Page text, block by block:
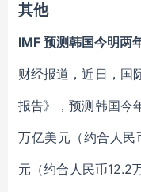
其他
IMF 预测韩国今明两
财经报道，近日，国
报告》，预测韩国今
万亿美元（约合人民
元（约合人民币12.2